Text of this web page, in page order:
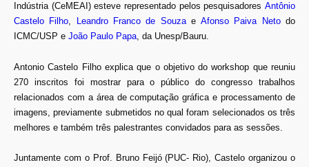
Indústria (CeMEAI) esteve representado pelos pesquisadores Antônio
Castelo Filho, Leandro Franco de SouzaeAfonso Paiva Netodo
ICMC/USP e João Paulo Papa, da Unesp/Bauru.
Antonio Castelo Filho explica que o objetivo do workshop que reuniu
270 inscritos foi mostrar para o público do congresso trabalhos
relacionados com a área de computação gráfica e processamento de
imagens, previamente submetidos no qual foram selecionados os três
melhores e também três palestrantes convidados para as sessões.
Juntamente com o Prof. Bruno Feijó (PUC- Rio), Castelo organizou o